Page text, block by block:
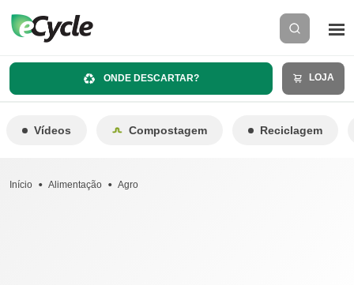
ONDE DESCARTAR? LOJA
Vídeos Compostagem Reciclagem
Início Alimentação Agro